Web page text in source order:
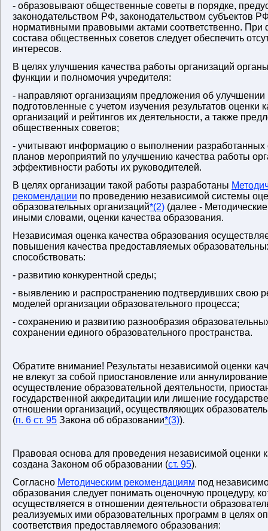
- образовывают общественные советы в порядке,
законодательством РФ, законодательством субъектов
нормативными правовыми актами соответственно.
состава общественных советов следует обеспечить
интересов.
В целях улучшения качества работы организаций
функции и полномочия учредителя:
- направляют организациям предложения об улучшении
подготовленные с учетом изучения результатов оценки
организаций и рейтингов их деятельности, а также
общественных советов;
- учитывают информацию о выполнении разработанных
планов мероприятий по улучшению качества работы
эффективности работы их руководителей.
В целях организации такой работы разработаны
рекомендации по проведению независимой системы
образовательных организаций*(2) (далее -
иными словами, оценки качества образования.
Независимая оценка качества образования
повышения качества предоставляемых
способствовать:
- развитию конкурентной среды;
- выявлению и распространению подтвердивших свою
моделей организации образовательного процесса;
- сохранению и развитию разнообразия
сохранении единого образовательного пространства.
Обратите внимание! Результаты независимой оценки
не влекут за собой приостановление или
осуществление образовательной деятельности,
государственной аккредитации или лишение
отношении организаций, осуществляющих
(п. 6 ст. 95 Закона об образовании*(3)).
Правовая основа для проведения независимой оценки
создана Законом об образовании (ст. 95).
Согласно Методическим рекомендациям под
образования следует понимать оценочную процедуру,
осуществляется в отношении деятельности
реализуемых ими образовательных программ в целях
соответствия предоставляемого образования: